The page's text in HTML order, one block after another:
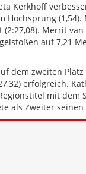
Kerkhoff
Hochsprung
Merrit
auf 7,21
dem zweiten Platz
erfolgreich.
mit dem
als Zweiter seinen